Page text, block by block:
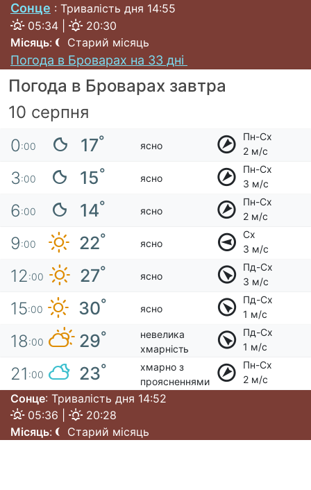
Сонце : Тривалість дня 14:55
05:34 |
20:30
Місяць: Старий місяць
Погода в Броварах на 33 дні
Погода в Броварах завтра
10 серпня
0:00 17° ясно
Пн-Сх
2 м/с
3:00 15° ясно
Пн-Сх
3 м/с
6:00 14° ясно
Пн-Сх
2 м/с
9:00 22° ясно
Сх
3 м/с
12:00 27° ясно
Пд-Сх
3 м/с
15:00 30° ясно
Пд-Сх
1 м/с
18:00 29°
невелика
хмарність
Пд-Сх
1 м/с
21 :00 23°
хмарно з
проясненнями
Пн-Сх
2 м/с
Сонце: Тривалість дня 14:52
05:36 |
20:28
Місяць: Старий місяць